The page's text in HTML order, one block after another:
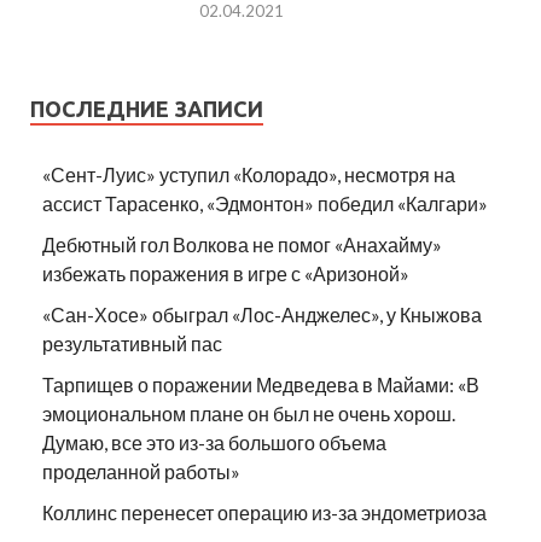
02.04.2021
ПОСЛЕДНИЕ ЗАПИСИ
«Сент-Луис» уступил «Колорадо», несмотря на
ассист Тарасенко, «Эдмонтон» победил «Калгари»
Дебютный гол Волкова не помог «Анахайму»
избежать поражения в игре с «Аризоной»
«Сан-Хосе» обыграл «Лос-Анджелес», у Кныжова
результативный пас
Тарпищев о поражении Медведева в Майами: «В
эмоциональном плане он был не очень хорош.
Думаю, все это из-за большого объема
проделанной работы»
Коллинс перенесет операцию из-за эндометриоза